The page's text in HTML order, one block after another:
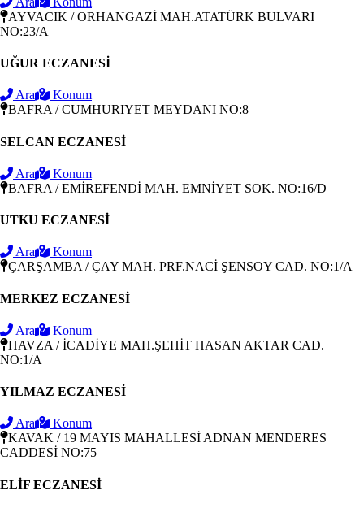
AYVACIK / ORHANGAZİ MAH.ATATÜRK BULVARI
NO:23/A
UĞUR ECZANESİ
Ara
Konum
BAFRA / CUMHURIYET MEYDANI NO:8
SELCAN ECZANESİ
Ara
Konum
BAFRA / EMİREFENDİ MAH. EMNİYET SOK. NO:16/D
UTKU ECZANESİ
Ara
Konum
ÇARŞAMBA / ÇAY MAH. PRF.NACİ ŞENSOY CAD. NO:1/A
MERKEZ ECZANESİ
Ara
Konum
HAVZA / İCADİYE MAH.ŞEHİT HASAN AKTAR CAD.
NO:1/A
YILMAZ ECZANESİ
Ara
Konum
KAVAK / 19 MAYIS MAHALLESİ ADNAN MENDERES
CADDESİ NO:75
ELİF ECZANESİ